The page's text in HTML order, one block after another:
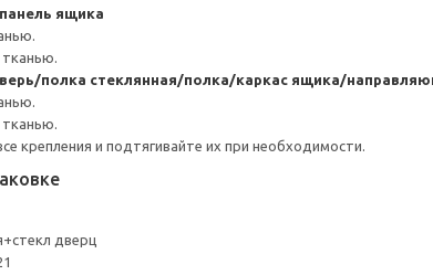
ящика
тканью.
полка стеклянная/полка/каркас ящика/
тканью.
крепления и подтягивайте их при необходимости.
дверц